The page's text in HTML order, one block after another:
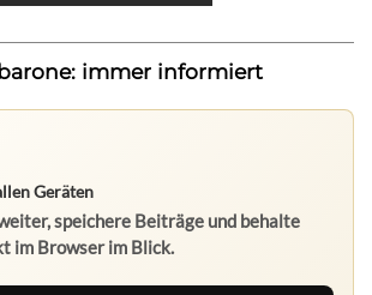
immer informiert
Geräten
speichere Beiträge und behalte
im Browser im Blick.